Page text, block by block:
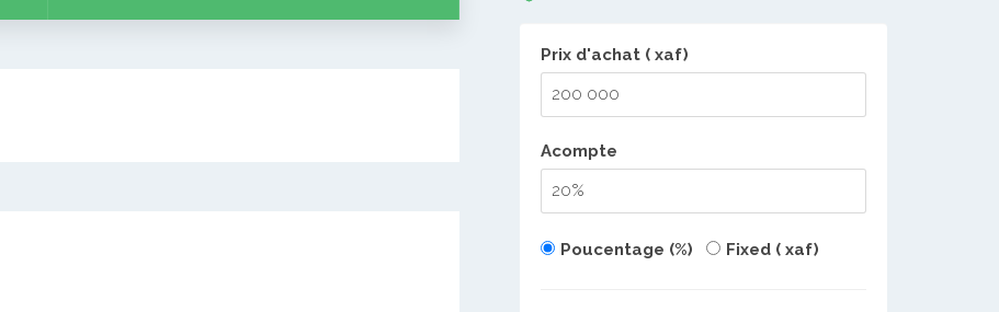
Prix d'achat ( xaf)
Acompte
Poucentage (%) Fixed ( xaf)